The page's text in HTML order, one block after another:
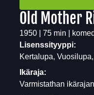
Old Mother
1950 | 75 min |
Lisenssityyppi:
Kertalupa,
Ikäraja:
Varmistathan ikärajan